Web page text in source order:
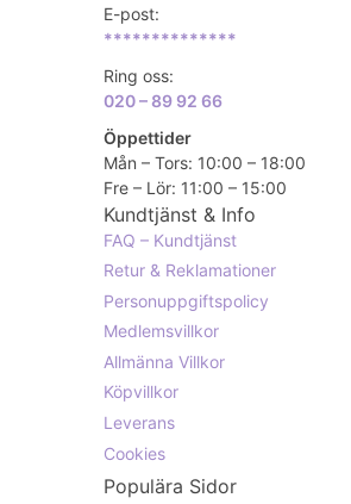
E-post:
**************
Ring oss:
020 – 89 92 66
Öppettider
Mån – Tors: 10:00 – 18:00
Fre – Lör: 11:00 – 15:00
Kundtjänst & Info
FAQ – Kundtjänst
Retur & Reklamationer
Personuppgiftspolicy
Medlemsvillkor
Allmänna Villkor
Köpvillkor
Leverans
Cookies
Populära Sidor